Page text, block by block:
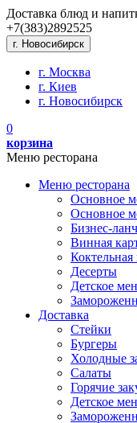
Доставка блюд и
+7(383)2892525
г. Новосибирск
г. Москва
г. Киев
г. Новосибирск
0
корзина
Меню ресторана
Меню ресторана
Основное
Основное
Бизнес-ланч
Винная
Коктельная
Десерты
Детское
Доставка
Стейки
Бургеры
Холодные
Салаты
Горячие
Детское